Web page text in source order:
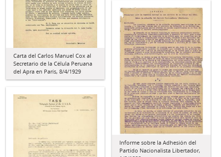
Carta del Carlos Manuel Cox al
Secretario de la Célula Peruana
del Apra en París, 8/4/1929
Informe sobre la Adhesión del
Partido Nacionalista Libertador,